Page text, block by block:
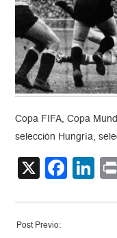
Copa FIFA, Copa
selección Hungría,
X
Post Previo: